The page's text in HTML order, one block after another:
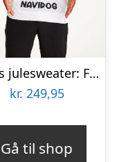
Årets julesweater: Feliz Navidog – herre / mænd. Ugly Christmas Sweater lavet i Danmark
kr. 249,95
Gå til shop